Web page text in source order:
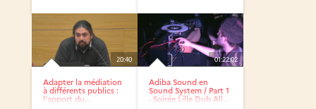
20:40
Adapter la médiation
à différents publics :
l’apport du...
01:22:02
Adiba Sound en
Sound System / Part 1
- Soirée Lille Dub All...